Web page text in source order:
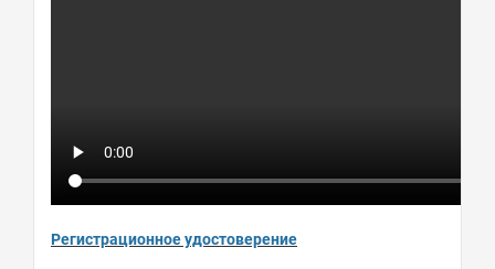
Регистрационное удостоверение